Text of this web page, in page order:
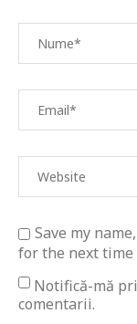
Save my
for the next time
Notifică-mă
comentarii.